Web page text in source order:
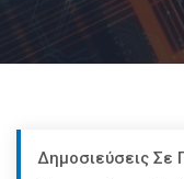
Δημοσιεύσεις Σε